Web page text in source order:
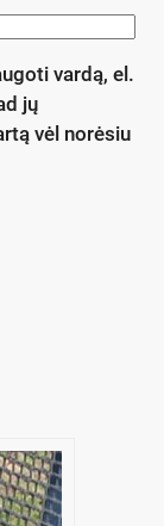
vardą, el.
jų
vėl norėsiu